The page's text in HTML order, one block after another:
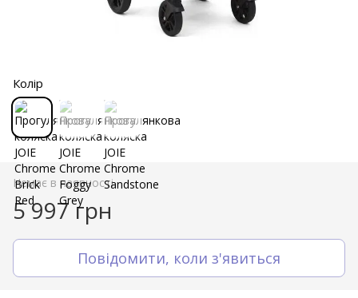
Колір
Немає в наявності
5 997 грн
Повідомити, коли з'явиться